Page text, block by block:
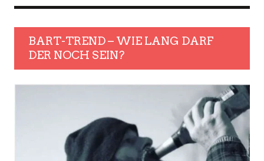
BART-TREND – WIE LANG DARF
DER NOCH SEIN?